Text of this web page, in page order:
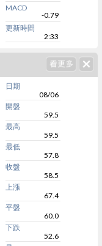
MACD
-0.79
更新時間
2:33
日期
08/06
開盤
59.5
最高
59.5
最低
57.8
收盤
58.5
上漲
67.4
平盤
60.0
下跌
52.6